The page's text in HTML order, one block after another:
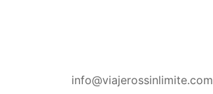
info@viajerossinlimite.com